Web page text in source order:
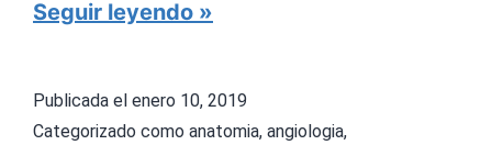
a
i
s
Seguir leyendo E
M
Publicada el enero 10, 2019
Categorizado como anatomia, angiologia,